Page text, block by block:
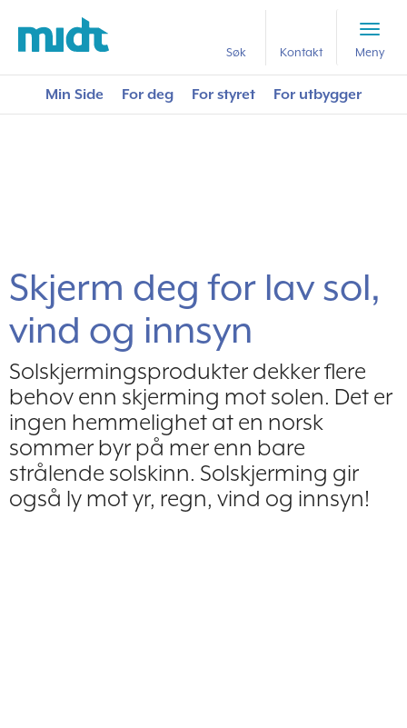
Søk Kontakt Meny
Min Side For deg For styret For utbygger
Forside
Nyttig lesestoff
Skjerm deg for lav sol, vind og innsyn
Skjerm deg for lav sol,
vind og innsyn
Solskjermingsprodukter dekker flere
behov enn skjerming mot solen. Det er
ingen hemmelighet at en norsk
sommer byr på mer enn bare
strålende solskinn. Solskjerming gir
også ly mot yr, regn, vind og innsyn!